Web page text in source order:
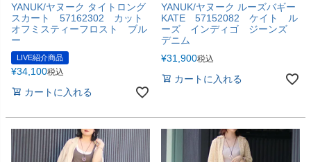
YANUK/ヤヌーク タイトロング
スカート 57162302 カット
オフミスティーフロスト ブル
ー
LIVE紹介商品
¥34,100税込
カートに入れる
YANUK/ヤヌーク ルーズバギー
KATE 57152082 ケイト ル
ーズ インディゴ ジーンズ
デニム
¥31,900税込
カートに入れる